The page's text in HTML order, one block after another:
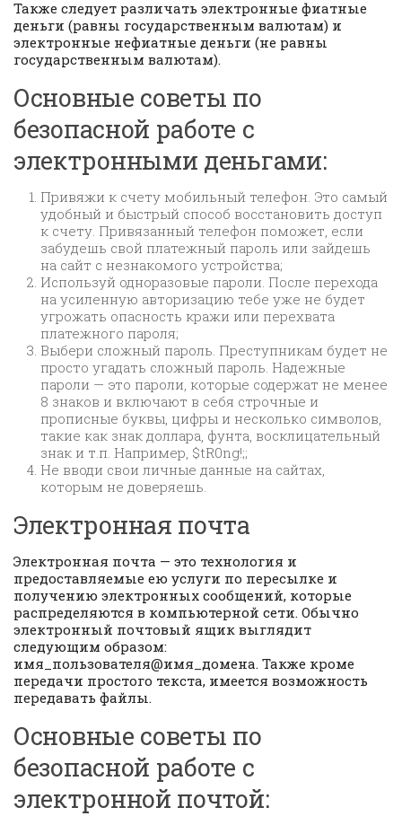
Также следует различать электронные фиатные
деньги (равны государственным валютам) и
электронные нефиатные деньги (не равны
государственным валютам).
Основные советы по
безопасной работе с
электронными деньгами:
Привяжи к счету мобильный телефон. Это самый
удобный и быстрый способ восстановить доступ
к счету. Привязанный телефон поможет, если
забудешь свой платежный пароль или зайдешь
на сайт с незнакомого устройства;
Используй одноразовые пароли. После перехода
на усиленную авторизацию тебе уже не будет
угрожать опасность кражи или перехвата
платежного пароля;
Выбери сложный пароль. Преступникам будет не
просто угадать сложный пароль. Надежные
пароли — это пароли, которые содержат не менее
8 знаков и включают в себя строчные и
прописные буквы, цифры и несколько символов,
такие как знак доллара, фунта, восклицательный
знак и т.п. Например, $tR0ng!;;
Не вводи свои личные данные на сайтах,
которым не доверяешь.
Электронная почта
Электронная почта — это технология и
предоставляемые ею услуги по пересылке и
получению электронных сообщений, которые
распределяются в компьютерной сети. Обычно
электронный почтовый ящик выглядит
следующим образом:
имя_пользователя@имя_домена. Также кроме
передачи простого текста, имеется возможность
передавать файлы.
Основные советы по
безопасной работе с
электронной почтой: